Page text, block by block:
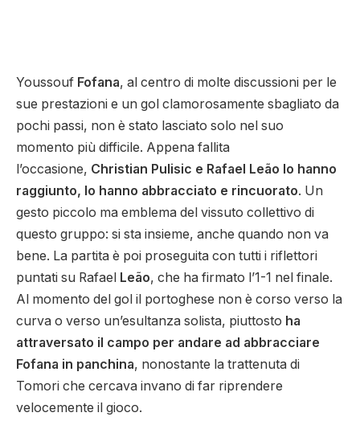
Youssouf Fofana, al centro di molte discussioni per le
sue prestazioni e un gol clamorosamente sbagliato da
pochi passi, non è stato lasciato solo nel suo
momento più difficile. Appena fallita
l’occasione, Christian Pulisic e Rafael Leão lo hanno
raggiunto, lo hanno abbracciato e rincuorato. Un
gesto piccolo ma emblema del vissuto collettivo di
questo gruppo: si sta insieme, anche quando non va
bene. La partita è poi proseguita con tutti i riflettori
puntati su Rafael
Leão, che ha firmato l’1-1 nel finale.
Al momento del gol il portoghese non è corso verso la
curva o verso un’esultanza solista, piuttosto ha
attraversato il campo per andare ad abbracciare
Fofana in panchina, nonostante la trattenuta di
Tomori che cercava invano di far riprendere
velocemente il gioco.